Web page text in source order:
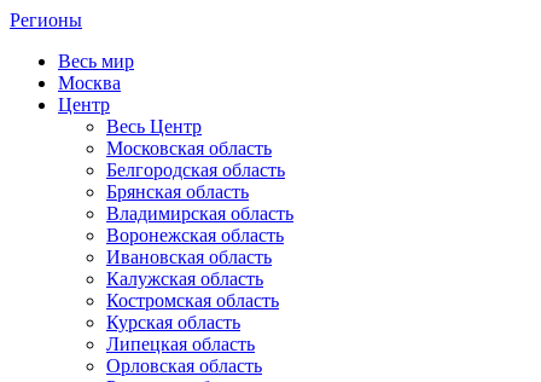
Регионы
Весь мир
Москва
Центр
Весь Центр
Московская область
Белгородская область
Брянская область
Владимирская область
Воронежская область
Ивановская область
Калужская область
Костромская область
Курская область
Липецкая область
Орловская область